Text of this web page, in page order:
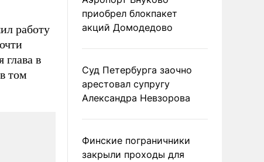
работу
глава в
том
приобрел блокпакет
акций Домодедово
Суд Петербурга заочно
арестовал супругу
Александра Невзорова
Финские пограничники
закрыли проходы для